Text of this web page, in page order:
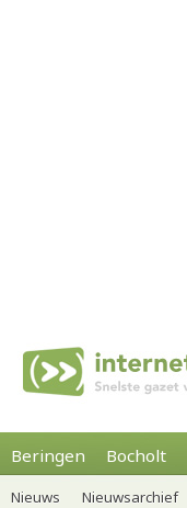
Beringen Bocholt
Nieuws Nieuwsarchief